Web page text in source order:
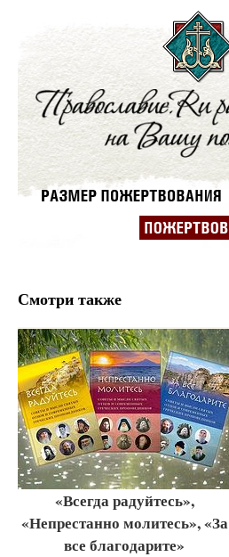
Смотри также
«Всегда радуйтесь»,
«Непрестанно молитесь», «За
все благодарите»